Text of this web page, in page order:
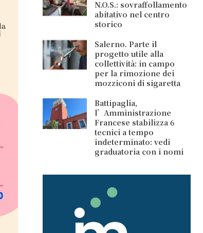
N.O.S.: sovraffollamento
abitativo nel centro
storico
Salerno. Parte il
progetto utile alla
collettività: in campo
per la rimozione dei
mozziconi di sigaretta
Battipaglia,
l’Amministrazione
Francese stabilizza 6
tecnici a tempo
indeterminato: vedi
graduatoria con i nomi